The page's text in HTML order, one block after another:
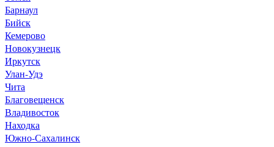
Барнаул
Бийск
Кемерово
Новокузнецк
Иркутск
Улан-Удэ
Чита
Благовещенск
Владивосток
Находка
Южно-Сахалинск